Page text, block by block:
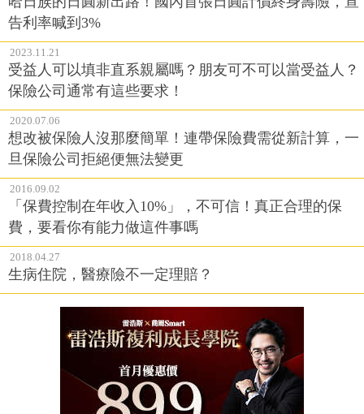
告利率喊到3%
2023.11.21
受益人可以填非直系親屬嗎？朋友可不可以當受益人？
保險公司通常有這些要求！
2020.07.06
想改被保險人沒那麼簡單！連帶保險費需從新計算，一
旦保險公司拒絕便無法變更
2016.09.02
「保費控制在年收入10%」，不可信！真正合理的保
費，要看你有能力做這件事嗎
2018.04.27
生病住院，醫療險不一定理賠？